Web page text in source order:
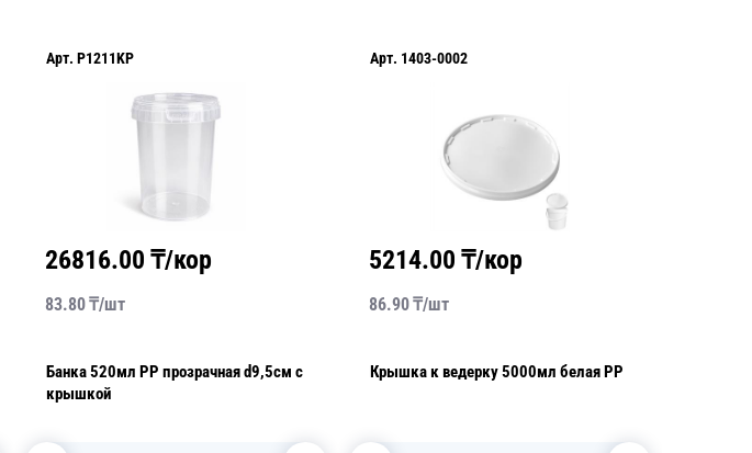
Арт. P1211KP
26816.00 ₸/кор
83.80₸/шт
Банка 520мл PP прозрачная d9,5см с
крышкой
Арт. 1403-0002
5214.00 ₸/кор
86.90₸/шт
Крышка к ведерку 5000мл белая PP